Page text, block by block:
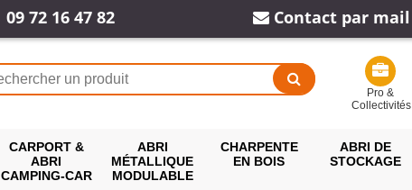
09 72 16 47 82 Contact par mail
Pro &
Collectivités
CARPORT &
ABRI
CAMPING-CAR
ABRI
MÉTALLIQUE
MODULABLE
CHARPENTE
EN BOIS
ABRI DE
STOCKAGE